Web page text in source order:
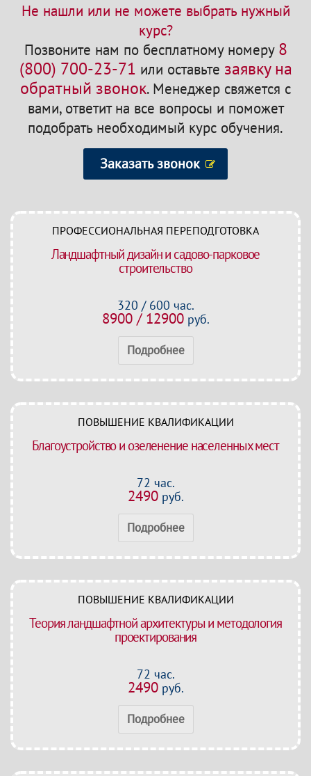
Не нашли или не можете выбрать нужный
курс?
Позвоните нам по бесплатному номеру 8
(800) 700-23-71 или оставьте заявку на
обратный звонок.Менеджер свяжется с
вами, ответит на все вопросы и поможет
подобрать необходимый курс обучения.
Заказать звонок
ПРОФЕССИОНАЛЬНАЯ ПЕРЕПОДГОТОВКА
Ландшафтный дизайн и садово-парковое
строительство
320 / 600 час.
8900 / 12900руб.
Подробнее
ПОВЫШЕНИЕ КВАЛИФИКАЦИИ
Благоустройство и озеленение населенных мест
72 час.
2490руб.
Подробнее
ПОВЫШЕНИЕ КВАЛИФИКАЦИИ
Теория ландшафтной архитектуры и методология
проектирования
72 час.
2490руб.
Подробнее